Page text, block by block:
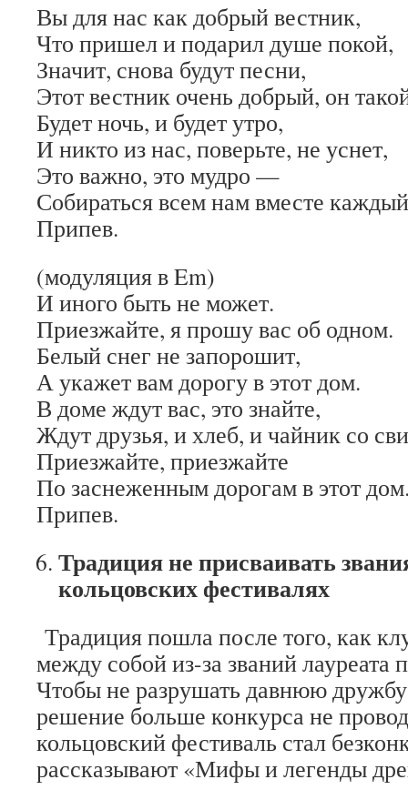
Вы для нас как добрый вестник,
Что пришел и подарил душе покой,
Значит, снова будут песни,
Этот вестник очень добрый, он
Будет ночь, и будет утро,
И никто из нас, поверьте, не уснет,
Это важно, это мудро —
Собираться всем нам вместе
Припев.
(модуляция в Em)
И иного быть не может.
Приезжайте, я прошу вас об одном.
Белый снег не запорошит,
А укажет вам дорогу в этот дом.
В доме ждут вас, это знайте,
Ждут друзья, и хлеб, и чайник со
Приезжайте, приезжайте
По заснеженным дорогам в этот
Припев.
Традиция не присваивать
кольцовских фестивалях
Традиция пошла после того, как
между собой из-за званий лауреата
Чтобы не разрушать давнюю
решение больше конкурса не
кольцовский фестиваль стал
рассказывают «Мифы и легенды